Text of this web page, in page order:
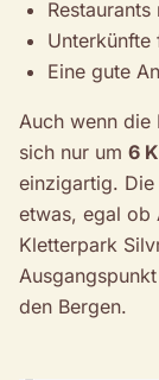
Unterkünfte
Eine gute
Auch wenn die
sich nur um 6
einzigartig.
etwas, egal ob
Kletterpark
den Bergen.